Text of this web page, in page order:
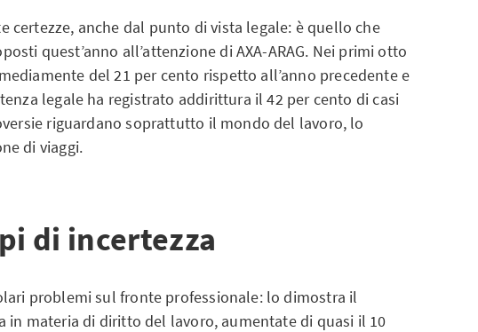
certezze, anche dal punto di vista legale: è quello che
quest’anno all’attenzione di AXA-ARAG. Nei primi otto
del 21 per cento rispetto all’anno precedente e
legale ha registrato addirittura il 42 per cento di casi
riguardano soprattutto il mondo del lavoro, lo
di viaggi.
di incertezza
problemi sul fronte professionale: lo dimostra il
in materia di diritto del lavoro, aumentate di quasi il 10